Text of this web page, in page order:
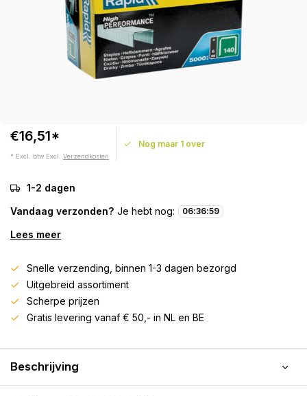
€16,51*
* Excl. btw Excl. Verzendkosten
Nog maar 1 over
1-2 dagen
Vandaag verzonden? Je hebt nog: 06:36:59
Lees meer
Snelle verzending, binnen 1-3 dagen bezorgd
Uitgebreid assortiment
Scherpe prijzen
Gratis levering vanaf € 50,- in NL en BE
Beschrijving